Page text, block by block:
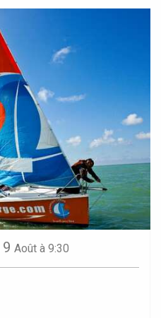
9 Août à 9:30